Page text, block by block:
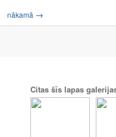
nākamā →
Citas šīs lapas